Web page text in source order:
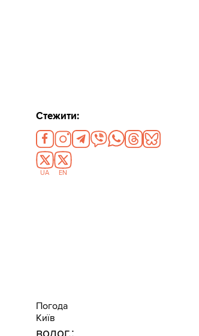
Стежити:
UA EN
Погода
Київ